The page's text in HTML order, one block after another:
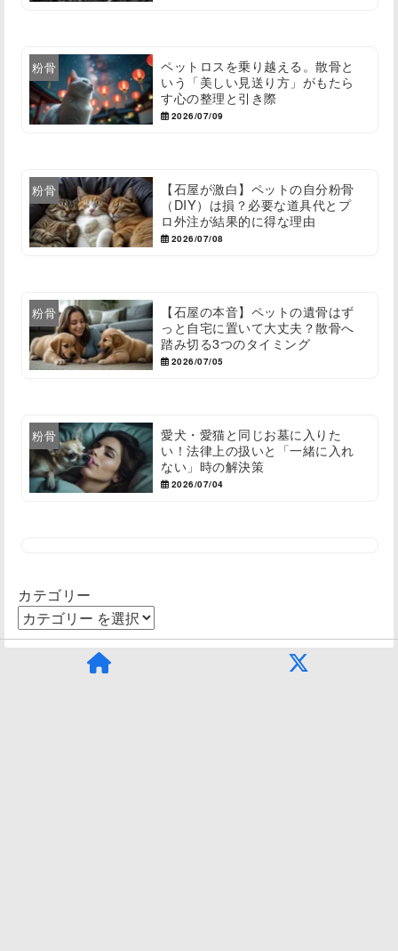
粉骨
ペットロスを乗り越える。散骨と
いう「美しい見送り方」がもたら
す心の整理と引き際
2026/07/09
粉骨
【石屋が激白】ペットの自分粉骨
（DIY）は損？必要な道具代とプ
ロ外注が結果的に得な理由
2026/07/08
粉骨
【石屋の本音】ペットの遺骨はず
っと自宅に置いて大丈夫？散骨へ
踏み切る3つのタイミング
2026/07/05
粉骨
愛犬・愛猫と同じお墓に入りた
い！法律上の扱いと「一緒に入れ
ない」時の解決策
2026/07/04
カテゴリー